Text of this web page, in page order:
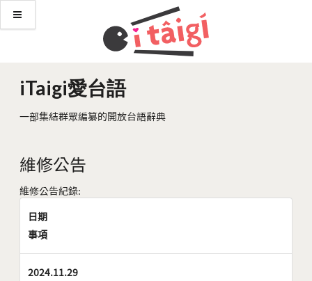
iTaigi愛台語
一部集結群眾編纂的開放台語辭典
維修公告
維修公告紀錄:
日期
事項
2024.11.29